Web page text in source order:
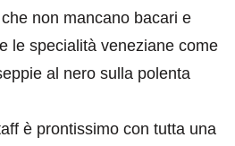
non mancano bacari e
le specialità veneziane come
al nero sulla polenta
è prontissimo con tutta una